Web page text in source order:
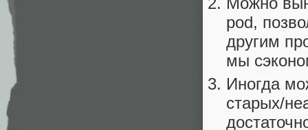
pod,
другим
мы
Иногда
старых/